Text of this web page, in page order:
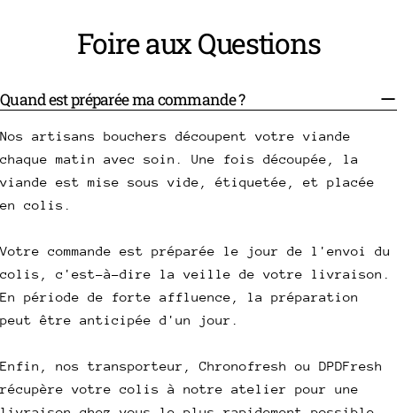
Foire aux Questions
Quand est préparée ma commande ?
Nos artisans bouchers découpent votre viande
chaque matin avec soin. Une fois découpée, la
viande est mise sous vide, étiquetée, et placée
en colis.
Votre commande est préparée le jour de l'envoi du
colis, c'est-à-dire la veille de votre livraison.
En période de forte affluence, la préparation
peut être anticipée d'un jour.
Enfin, nos transporteur, Chronofresh ou DPDFresh
récupère votre colis à notre atelier pour une